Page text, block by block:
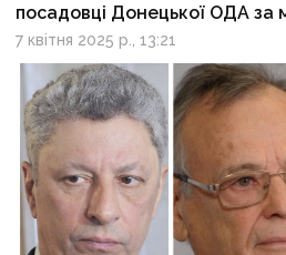
посадовці Донецької ОДА за
7 квітня 2025 р., 13:21